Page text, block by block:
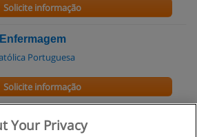
Solicite informação
Portuguesa
Solicite informação
Animação da Pessoa Idosa
Your Privacy